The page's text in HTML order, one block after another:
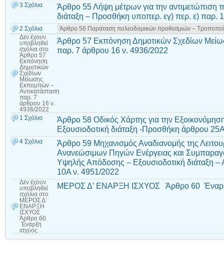
3 Σχόλια
Άρθρο 55 Λήψη μέτρων για την αντιμετώπιση
διάταξη – Προσθήκη υποπερ. εγ) περ. ε) παρ.
2 Σχόλια
Άρθρο 56 Παράταση πολεοδομικών προθεσμιών –
Δεν έχουν
υποβληθεί
σχόλια στο
Άρθρο 57
Εκπόνηση
Δημοτικών
Σχεδίων
Μείωσης
Εκπομπών –
Αντικατάσταση
παρ. 7
άρθρου 16 ν.
4936/2022
Άρθρο 57 Εκπόνηση Δημοτικών Σχεδίων
παρ. 7 άρθρου 16 ν. 4936/2022
1 Σχόλιο
Άρθρο 58 Οδικός Χάρτης για την
Εξουσιοδοτική διάταξη -Προσθήκη άρθρου
4 Σχόλια
Άρθρο 59 Μηχανισμός Αναδιανομής της
Ανανεώσιμων Πηγών Ενέργειας και
Υψηλής Απόδοσης – Εξουσιοδοτική διάταξη
10Α ν. 4951/2022
Δεν έχουν
υποβληθεί
σχόλια στο
ΜΕΡΟΣ Δ’
ΕΝΑΡΞΗ
ΙΣΧΥΟΣ
Άρθρο 60
Έναρξη
ισχύος
ΜΕΡΟΣ Δ’ ΕΝΑΡΞΗ ΙΣΧΥΟΣ Άρθρο 60